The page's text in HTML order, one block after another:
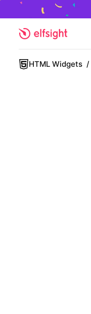
HTML Widgets /